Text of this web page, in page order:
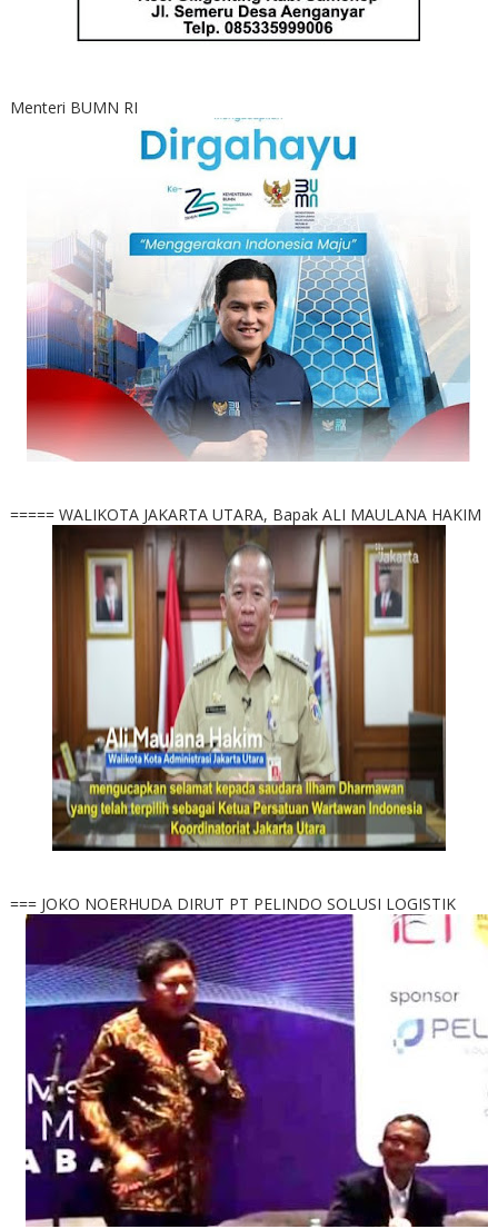
Menteri BUMN RI
===== WALIKOTA JAKARTA UTARA, Bapak ALI MAULANA HAKIM
=== JOKO NOERHUDA DIRUT PT PELINDO SOLUSI LOGISTIK